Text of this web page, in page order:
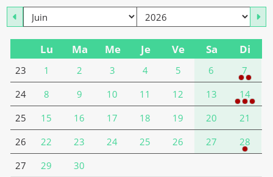
mois
an
Se Lu Ma Me Je Ve Sa Di
23 1 2 3 4 5 6
7
24
8 9 10 11 12 13
14
25
15 16 17 18 19 20
21
26
22 23 24 25 26 27
28
27
29 30